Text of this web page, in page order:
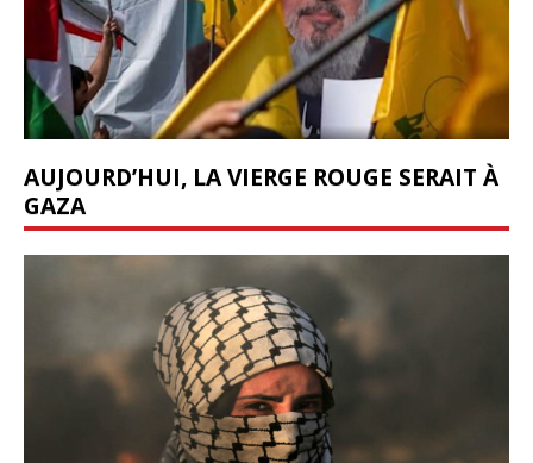
AUJOURD’HUI, LA VIERGE ROUGE SERAIT À
GAZA